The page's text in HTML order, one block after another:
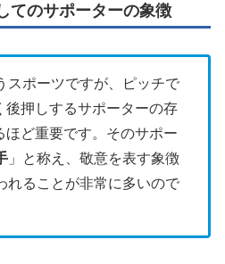
てのサポーターの象徴
スポーツですが、ピッチで
後押しするサポーターの存
ほど重要です。そのサポー
」と称え、敬意を表す象徴
れることが非常に多いので